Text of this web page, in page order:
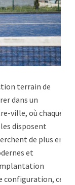
terrain de
dans un
ville, où chaque
disposent
de plus en
et
configuration, ce